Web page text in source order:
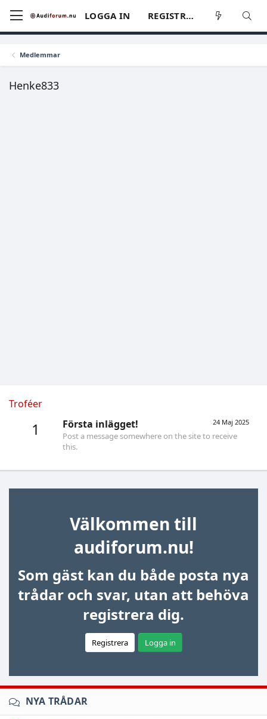
LOGGA IN REGISTRERA
Medlemmar
Henke833
Troféer
1 24 Maj 2025
Första inlägget!
Post a message somewhere on the site to receive
this.
Välkommen till
audiforum.nu!
Som gäst kan du både posta nya
trådar och svar, utan att behöva
registrera dig.
Registrera Logga in
NYA TRÅDAR